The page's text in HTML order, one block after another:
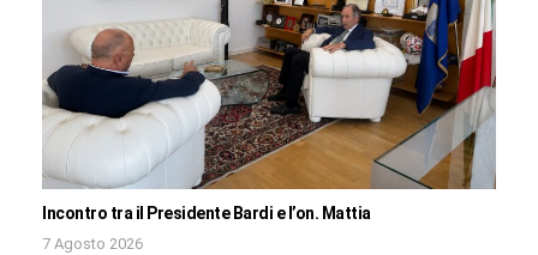
Incontro tra il Presidente Bardi e l’on. Mattia
7 Agosto 2026